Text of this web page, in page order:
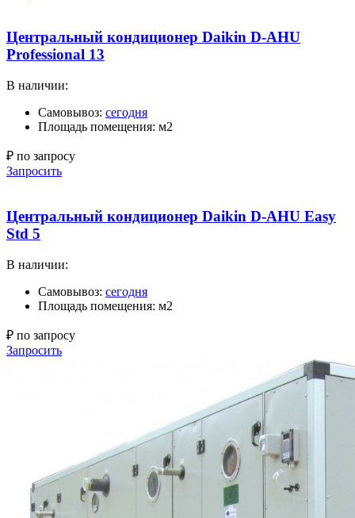
Центральный кондиционер Daikin D-AHU
Professional 13
В наличии:
Самовывоз: сегодня
Площадь помещения: м2
₽ по запросу
Запросить
Центральный кондиционер Daikin D-AHU Easy
Std 5
В наличии:
Самовывоз: сегодня
Площадь помещения: м2
₽ по запросу
Запросить